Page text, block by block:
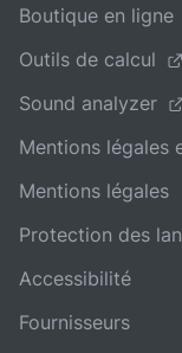
Boutique en ligne
Outils de calcul
Sound analyzer
Mentions légales
Mentions légales
Protection des
Accessibilité
Fournisseurs